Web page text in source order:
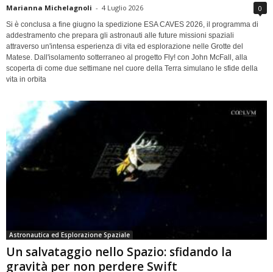
Marianna Michelagnoli - 4 Luglio 2026 0
Si è conclusa a fine giugno la spedizione ESA CAVES 2026, il programma di
addestramento che prepara gli astronauti alle future missioni spaziali
attraverso un'intensa esperienza di vita ed esplorazione nelle Grotte del
Matese. Dall'isolamento sotterraneo al progetto Fly! con John McFall, alla
scoperta di come due settimane nel cuore della Terra simulano le sfide della
vita in orbita
Astronautica ed Esplorazione Spaziale
Un salvataggio nello Spazio: sfidando la
gravità per non perdere Swift